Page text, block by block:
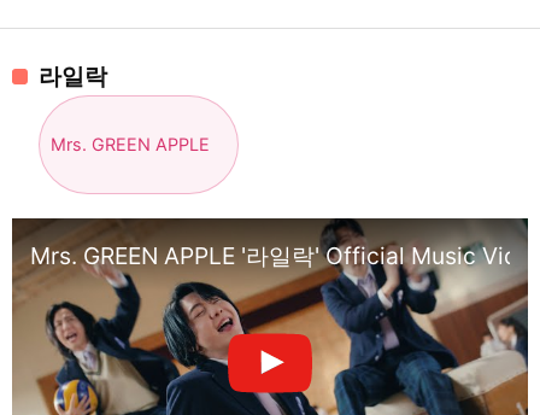
라일락
Mrs. GREEN APPLE
Mrs. GREEN APPLE '라일락' Official Music